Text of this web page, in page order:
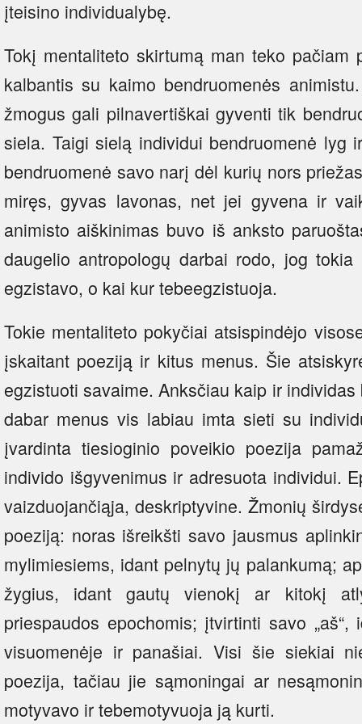
įteisino individualybę.
Tokį mentaliteto skirtumą man teko pačiam
kalbantis su kaimo bendruomenės
žmogus gali pilnavertiškai gyventi tik
siela. Taigi sielą individui bendruomenė lyg
bendruomenė savo narį dėl kurių nors
miręs, gyvas lavonas, net jei gyvena ir
animisto aiškinimas buvo iš anksto
daugelio antropologų darbai rodo, jog
egzistavo, o kai kur tebeegzistuoja.
Tokie mentaliteto pokyčiai atsispindėjo
įskaitant poeziją ir kitus menus. Šie
egzistuoti savaime. Anksčiau kaip ir
dabar menus vis labiau imta sieti su
įvardinta tiesioginio poveikio poezija
individo išgyvenimus ir adresuota individui.
vaizduojančiąja, deskriptyvine. Žmonių
poeziją: noras išreikšti savo jausmus
mylimiesiems, idant pelnytų jų palankumą;
žygius, idant gautų vienokį ar kitokį
priespaudos epochomis; įtvirtinti savo
visuomenėje ir panašiai. Visi šie siekiai
poezija, tačiau jie sąmoningai ar
motyvavo ir tebemotyvuoja ją kurti.